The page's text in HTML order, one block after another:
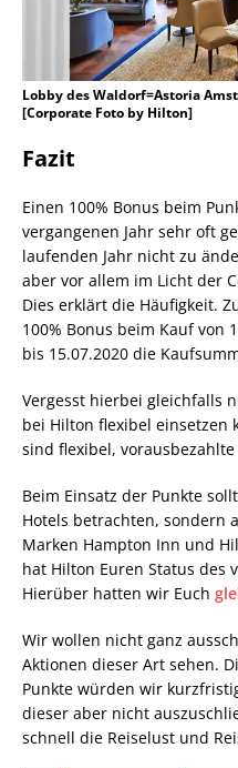
Lobby des Waldorf=Astoria
[Corporate Foto by Hilton]
Fazit
Einen 100% Bonus beim
vergangenen Jahr sehr oft
laufenden Jahr nicht zu
aber vor allem im Licht der
Dies erklärt die Häufigkeit.
100% Bonus beim Kauf von
bis 15.07.2020 die
Vergesst hierbei gleichfalls
bei Hilton flexibel einsetzen
sind flexibel,
Beim Einsatz der Punkte
Hotels betrachten, sondern
Marken Hampton Inn und
hat Hilton Euren Status des
Hierüber hatten wir Euch
Wir wollen nicht ganz
Aktionen dieser Art sehen.
Punkte würden wir
dieser aber nicht
schnell die Reiselust und